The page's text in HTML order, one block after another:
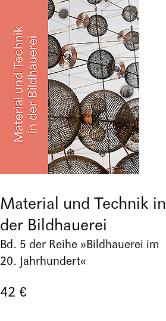
Material und Technik in
der Bildhauerei
Bd. 5 der Reihe »Bildhauerei im
20. Jahrhundert«
42 €